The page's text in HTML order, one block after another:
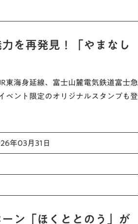
を再発見！「やまなし
東海身延線、富士山麓電気鉄道富士急
ベント限定のオリジナルスタンプも登
年03月31日
ン「ほくととのう」が